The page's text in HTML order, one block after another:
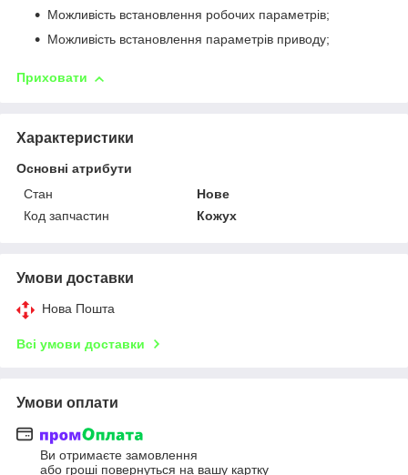
Можливість встановлення робочих параметрів;
Можливість встановлення параметрів приводу;
Приховати
Характеристики
Основні атрибути
Стан
Нове
Код запчастин
Кожух
Умови доставки
Нова Пошта
Всі умови доставки
Умови оплати
Ви отримаєте замовлення
або гроші повернуться на вашу картку